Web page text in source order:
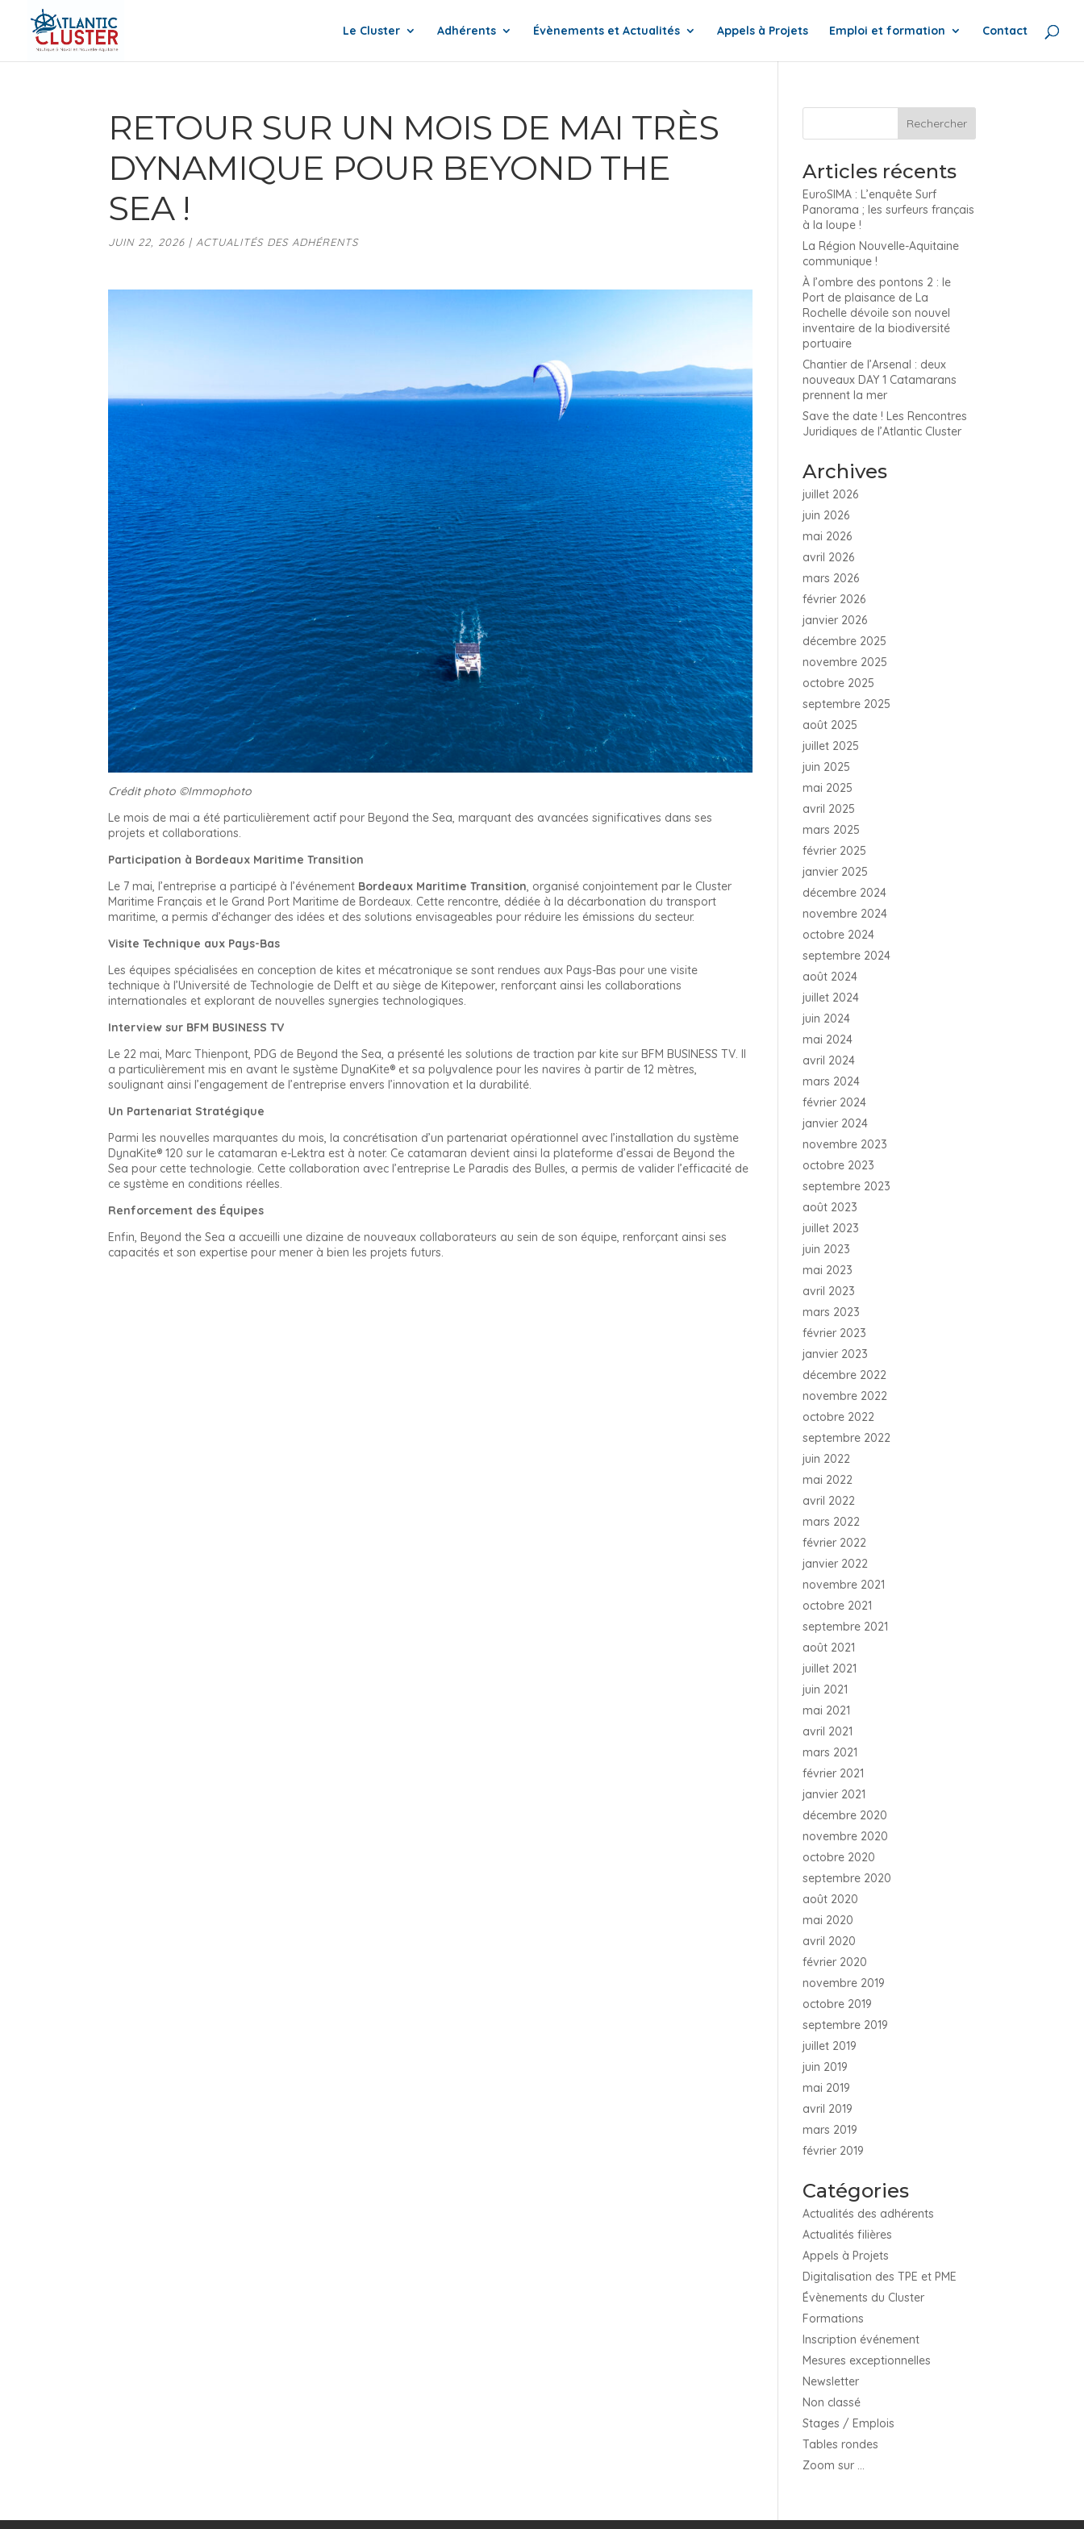
Le Cluster Adhérents Évènements et Actualités Appels à Projets Emploi et formation Contact
RETOUR SUR UN MOIS DE MAI TRÈS
DYNAMIQUE POUR BEYOND THE
SEA !
JUIN 22, 2026 | ACTUALITÉS DES ADHÉRENTS
Crédit photo ©Immophoto
Le mois de mai a été particulièrement actif pour Beyond the Sea, marquant des avancées significatives dans ses
projets et collaborations.
Participation à Bordeaux Maritime Transition
Le 7 mai, l’entreprise a participé à l’événement Bordeaux Maritime Transition, organisé conjointement par le Cluster
Maritime Français et le Grand Port Maritime de Bordeaux. Cette rencontre, dédiée à la décarbonation du transport
maritime, a permis d’échanger des idées et des solutions envisageables pour réduire les émissions du secteur.
Visite Technique aux Pays-Bas
Les équipes spécialisées en conception de kites et mécatronique se sont rendues aux Pays-Bas pour une visite
technique à l’Université de Technologie de Delft et au siège de Kitepower, renforçant ainsi les collaborations
internationales et explorant de nouvelles synergies technologiques.
Interview sur BFM BUSINESS TV
Le 22 mai, Marc Thienpont, PDG de Beyond the Sea, a présenté les solutions de traction par kite sur BFM BUSINESS TV. Il
a particulièrement mis en avant le système DynaKite® et sa polyvalence pour les navires à partir de 12 mètres,
soulignant ainsi l’engagement de l’entreprise envers l’innovation et la durabilité.
Un Partenariat Stratégique
Parmi les nouvelles marquantes du mois, la concrétisation d’un partenariat opérationnel avec l’installation du système
DynaKite® 120 sur le catamaran e-Lektra est à noter. Ce catamaran devient ainsi la plateforme d’essai de Beyond the
Sea pour cette technologie. Cette collaboration avec l’entreprise Le Paradis des Bulles, a permis de valider l’efficacité de
ce système en conditions réelles.
Renforcement des Équipes
Enfin, Beyond the Sea a accueilli une dizaine de nouveaux collaborateurs au sein de son équipe, renforçant ainsi ses
capacités et son expertise pour mener à bien les projets futurs.
Articles récents
EuroSIMA : L’enquête Surf
Panorama ; les surfeurs français
à la loupe !
La Région Nouvelle-Aquitaine
communique !
À l’ombre des pontons 2 : le
Port de plaisance de La
Rochelle dévoile son nouvel
inventaire de la biodiversité
portuaire
Chantier de l’Arsenal : deux
nouveaux DAY 1 Catamarans
prennent la mer
Save the date ! Les Rencontres
Juridiques de l’Atlantic Cluster
Archives
juillet 2026
juin 2026
mai 2026
avril 2026
mars 2026
février 2026
janvier 2026
décembre 2025
novembre 2025
octobre 2025
septembre 2025
août 2025
juillet 2025
juin 2025
mai 2025
avril 2025
mars 2025
février 2025
janvier 2025
décembre 2024
novembre 2024
octobre 2024
septembre 2024
août 2024
juillet 2024
juin 2024
mai 2024
avril 2024
mars 2024
février 2024
janvier 2024
novembre 2023
octobre 2023
septembre 2023
août 2023
juillet 2023
juin 2023
mai 2023
avril 2023
mars 2023
février 2023
janvier 2023
décembre 2022
novembre 2022
octobre 2022
septembre 2022
juin 2022
mai 2022
avril 2022
mars 2022
février 2022
janvier 2022
novembre 2021
octobre 2021
septembre 2021
août 2021
juillet 2021
juin 2021
mai 2021
avril 2021
mars 2021
février 2021
janvier 2021
décembre 2020
novembre 2020
octobre 2020
septembre 2020
août 2020
mai 2020
avril 2020
février 2020
novembre 2019
octobre 2019
septembre 2019
juillet 2019
juin 2019
mai 2019
avril 2019
mars 2019
février 2019
Catégories
Actualités des adhérents
Actualités filières
Appels à Projets
Digitalisation des TPE et PME
Évènements du Cluster
Formations
Inscription événement
Mesures exceptionnelles
Newsletter
Non classé
Stages / Emplois
Tables rondes
Zoom sur …